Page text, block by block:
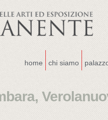
home chi siamo